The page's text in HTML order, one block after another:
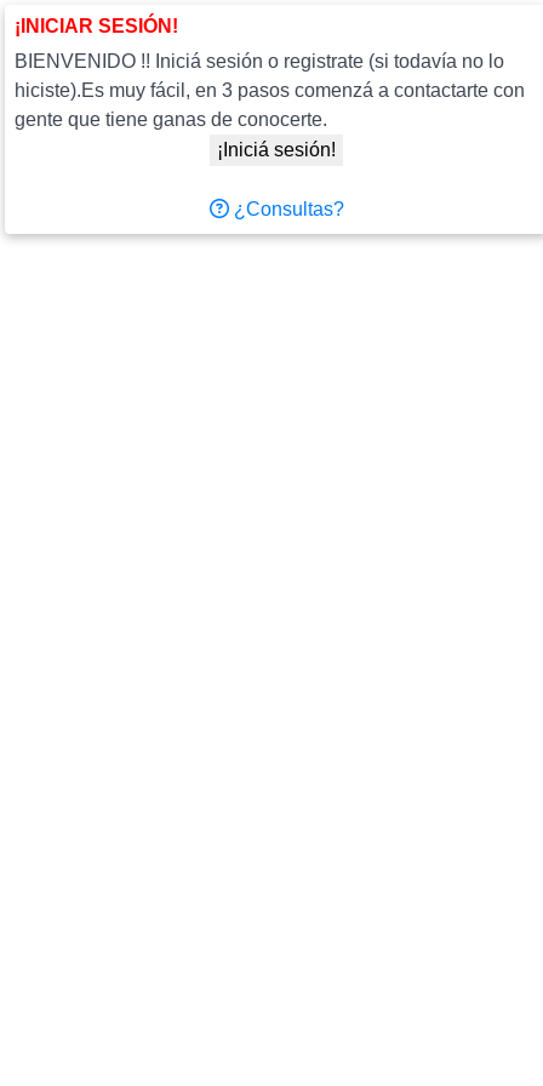
¡INICIAR SESIÓN!
BIENVENIDO !! Iniciá sesión o registrate (si todavía no lo
hiciste).Es muy fácil, en 3 pasos comenzá a contactarte con
gente que tiene ganas de conocerte.
¡Iniciá sesión!
¿Consultas?